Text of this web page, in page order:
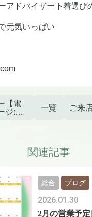
アドバイザー下着選び
元気いっぱい
【電
ジ:メ
一覧 ご来
関連記事
2月の営業予定
2026.01.30
総合 ブログ